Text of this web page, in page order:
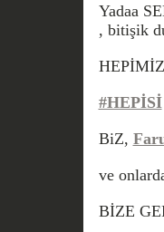
Yadaa
, bitişik
#HEPİSİ
BiZ,
ve
BİZE